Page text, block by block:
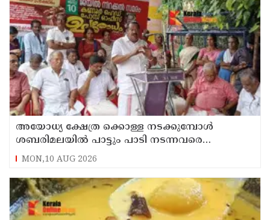
അയോധ്യ ക്ഷേത്ര ക്കൊള്ള നടക്കുമ്പോൾ
ശബരിമലയിൽ പാട്ടും പാടി നടന്നവരെ
കാണാനില്ല ; ഇ.പി.ജയരാജൻ
MON,10 AUG 2026